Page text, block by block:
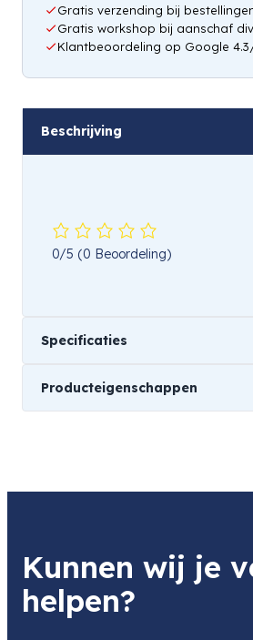
Gratis verzending bij
Gratis workshop bij aanschaf
Klantbeoordeling op Google
Beschrijving
0/5 (0 Beoordeling)
Specificaties
Gewicht
Producteigenschappen
t/m 24 mm
Canon
Kunnen wij je
helpen?